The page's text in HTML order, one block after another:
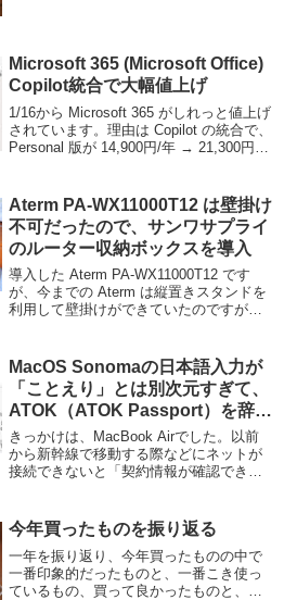
11世代)の...
Microsoft 365 (Microsoft Office)
Copilot統合で大幅値上げ
1/16から Microsoft 365 がしれっと値上げ
されています。理由は Copilot の統合で、
Personal 版が 14,900円/年 → 21,300円/
Aterm PA-WX11000T12 は壁掛け
不可だったので、サンワサプライ
のルーター収納ボックスを導入
導入した Aterm PA-WX11000T12 です
が、今までの Aterm は縦置きスタンドを
利用して壁掛けができていたのですが、
も壁掛けができないようです。うーむ...
MacOS Sonomaの日本語入力が
「ことえり」とは別次元すぎて、
ATOK（ATOK Passport）を辞め
た話
きっかけは、MacBook Airでした。以前
から新幹線で移動する際などにネットが
接続できないと「契約情報が確認できな
なくなったのでそれは良いのですが、い
つの...
今年買ったものを振り返る
一年を振り返り、今年買ったものの中で
一番印象的だったものと、一番こき使っ
ているもの、買って良かったものと、後